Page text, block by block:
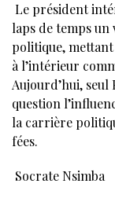
Le président
laps de temps
politique,
à l’intérieur
Aujourd’hui,
question
la carrière
fées.
Socrate Nsimba